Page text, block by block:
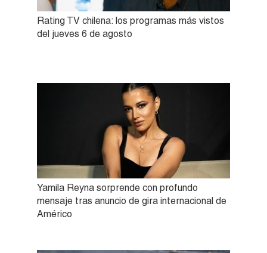
Rating TV chilena: los programas más vistos
del jueves 6 de agosto
Yamila Reyna sorprende con profundo
mensaje tras anuncio de gira internacional de
Américo